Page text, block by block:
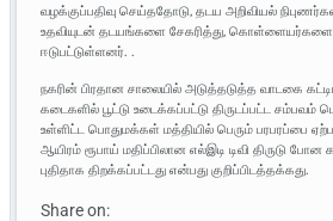
வழக்குப்பதிவு செய்ததோடு, தடய அறிவியல்
உதவியுடன் தடயங்களை சேகரித்து,
ஈடுபட்டுள்ளனர். .
நகரின் பிரதான சாலையில் அடுத்தடுத்த வாடகை
கடைகளில் பூட்டு உடைக்கப்பட்டு திருடப்பட்ட சம்பவம்
உள்ளிட்ட பொதுமக்கள் மத்தியில் பெரும் பரபரப்பை
ஆயிரம் ரூபாய் மதிப்பிலான எல்இடி டிவி திருடு
புதிதாக திறக்கப்பட்டது என்பது குறிப்பிடத்தக்கது.
Share on: